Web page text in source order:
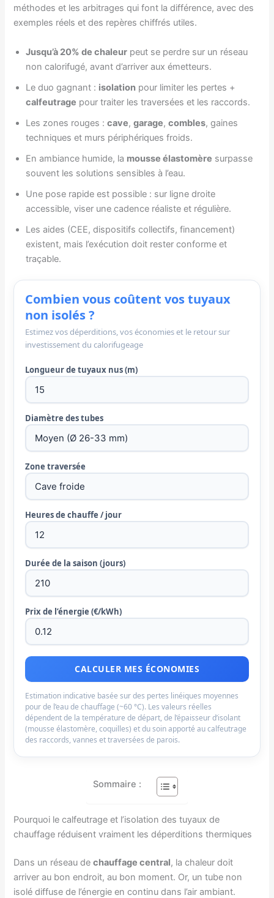
méthodes et les arbitrages qui font la différence, avec des
exemples réels et des repères chiffrés utiles.
Jusqu’à 20% de chaleur peut se perdre sur un réseau
non calorifugé, avant d’arriver aux émetteurs.
Le duo gagnant : isolation pour limiter les pertes +
calfeutrage pour traiter les traversées et les raccords.
Les zones rouges :cave,garage,combles, gaines
techniques et murs périphériques froids.
En ambiance humide, la mousse élastomère surpasse
souvent les solutions sensibles à l’eau.
Une pose rapide est possible : sur ligne droite
accessible, viser une cadence réaliste et régulière.
Les aides (CEE, dispositifs collectifs, financement)
existent, mais l’exécution doit rester conforme et
traçable.
Combien vous coûtent vos tuyaux
non isolés ?
Estimez vos déperditions, vos économies et le retour sur
investissement du calorifugeage
Longueur de tuyaux nus (m)
Diamètre des tubes
Zone traversée
Heures de chauffe / jour
Durée de la saison (jours)
Prix de l’énergie (€/kWh)
CALCULER MES ÉCONOMIES
Estimation indicative basée sur des pertes linéiques moyennes
pour de l’eau de chauffage (~60 °C). Les valeurs réelles
dépendent de la température de départ, de l’épaisseur d’isolant
(mousse élastomère, coquilles) et du soin apporté au calfeutrage
des raccords, vannes et traversées de parois.
Sommaire :
Pourquoi le calfeutrage et l’isolation des tuyaux de
chauffage réduisent vraiment les déperditions thermiques
Dans un réseau dechauffage central, la chaleur doit
arriver au bon endroit, au bon moment. Or, un tube non
isolé diffuse de l’énergie en continu dans l’air ambiant.